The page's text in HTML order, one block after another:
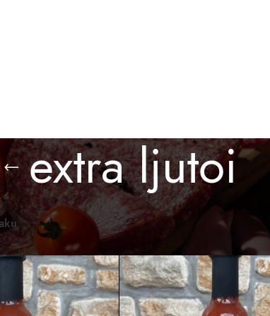
extra ljutoi
proizvodi/ Proizvod označen „extra ljutoi“
Prikaži 24 36